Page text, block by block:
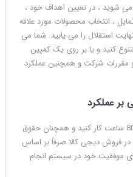
می شوید ، در تعیین اهداف خود ،
، انتخاب محصولات مورد علاقه
استقلال را می یابید. شما می
کنید و یا بر روی یک کمپین
مقررات شرکت و همچنین عملکرد
بر عملکرد
در مشاغل دیگر شما باید در یک هفته 80 ساعت کار کنید و همچنان حقوق
فروش دیجی کالا صرفاً بر اساس
موفقیت خود در سیستم انجام